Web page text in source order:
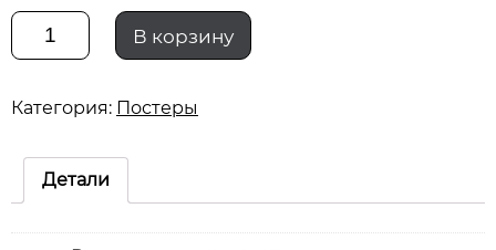
Количество
mazafucker
02
В корзину
Категория: Постеры
Детали